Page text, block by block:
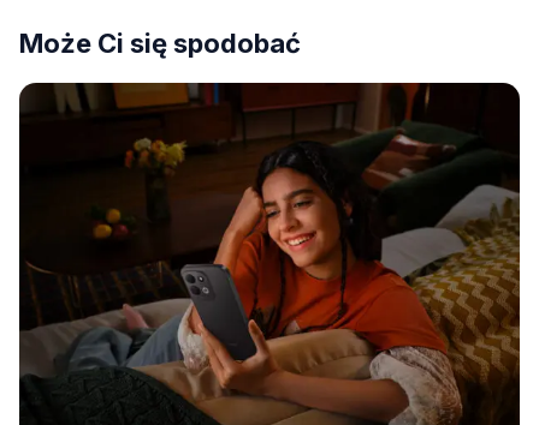
Może Ci się spodobać